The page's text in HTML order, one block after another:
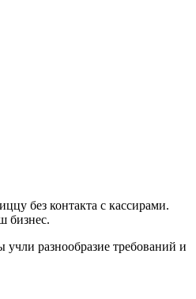
без контакта с кассирами.
бизнес.
разнообразие требований и